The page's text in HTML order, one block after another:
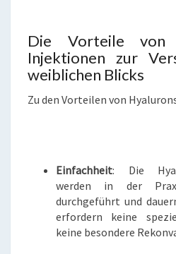
Die Vorteile von
Injektionen zur
weiblichen Blicks
Zu den Vorteilen von
Einfachheit: Die
werden in der
durchgeführt und
erfordern keine
keine besondere